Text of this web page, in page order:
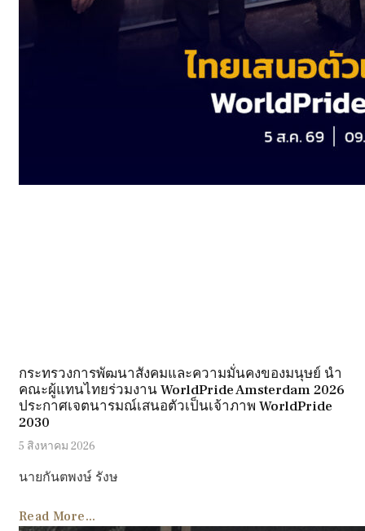
กระทรวงการพัฒนาสังคมและความมั่นคงของมนุษย์ นำ
คณะผู้แทนไทยร่วมงาน WorldPride Amsterdam 2026
ประกาศเจตนารมณ์เสนอตัวเป็นเจ้าภาพ WorldPride
2030
5 สิงหาคม 2026
นายกันตพงษ์ รังษ
Read More...